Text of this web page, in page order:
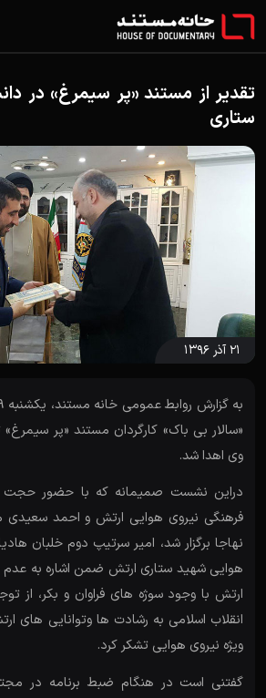
تقدیر از مستند «پر سیمرغ» در
ستاری
۲۱ آذر ۱۳۹۶
«سالار بی باک» کارگردان مستند «پر
وی اهدا شد.
دراین نشست صمیمانه که با حضور حجت
فرهنگی نیروی هوایی ارتش و احمد سعیدی
نهاجا برگزار شد، امیر سرتیپ دوم خلبان
هوایی شهید ستاری ارتش ضمن اشاره به عدم
ارتش با وجود سوژه های فراوان و بکر، از
انقلاب اسلامی به رشادت ها وتوانایی های
ویژه نیروی هوایی تشکر کرد.
گفتنی است در هنگام ضبط برنامه در